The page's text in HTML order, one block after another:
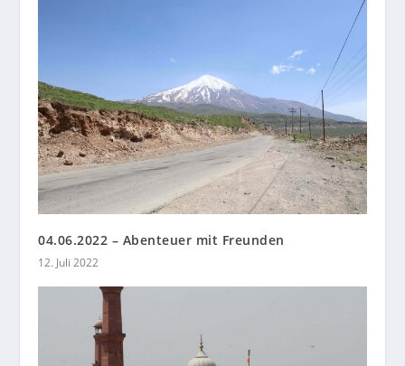
04.06.2022 – Abenteuer mit Freunden
12. Juli 2022